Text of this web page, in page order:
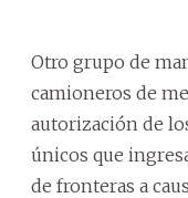
Otro grupo de
camioneros de
autorización de
únicos que
de fronteras a